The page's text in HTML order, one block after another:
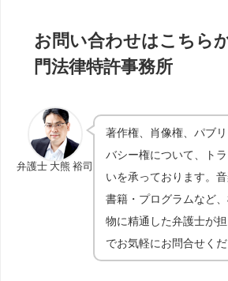
お問い合わせはこちら
門法律特許事務所
弁護士 大熊 裕司
著作権、肖像権、パブ
バシー権について、ト
いを承っております。
書籍・プログラムなど
物に精通した弁護士が
でお気軽にお問合せくだ